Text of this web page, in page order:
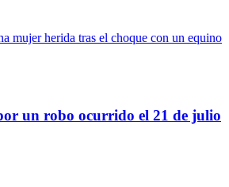
un robo ocurrido el 21 de julio